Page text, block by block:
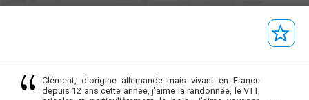
Clément, d'origine allemande mais vivant en France
depuis 12 ans cette année, j'aime la randonnée, le VTT,